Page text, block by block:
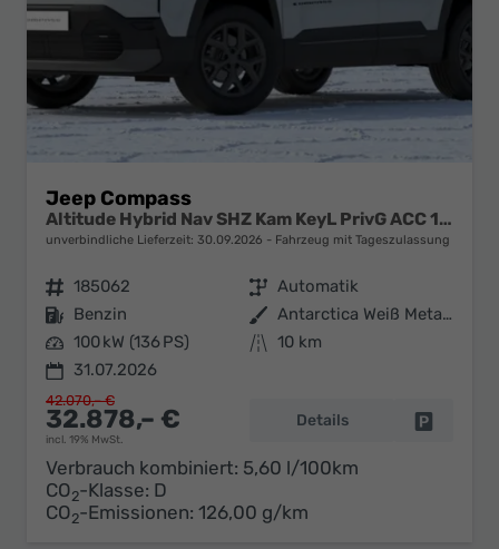
Jeep Compass
Altitude Hybrid Nav SHZ Kam KeyL PrivG ACC 18Z
unverbindliche Lieferzeit: 30.09.2026 Fahrzeug mit Tageszulassung
Fahrzeugnr. 185062 Getriebe Automatik
Kraftstoff Benzin Außenfarbe
Antarctica Weiß Metallic
Leistung 100 kW (136 PS) Kilometerstand 10 km
31.07.2026
32.878,– €
incl. 19% MwSt.
42.070,– €
Details
Verbrauch kombiniert: 5,60 l/100km
CO2-Klasse: D
CO2-Emissionen: 126,00 g/km